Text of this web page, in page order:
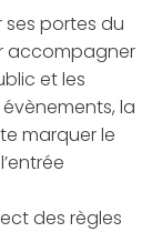
ses portes du
accompagner
et les
la
marquer le
des règles